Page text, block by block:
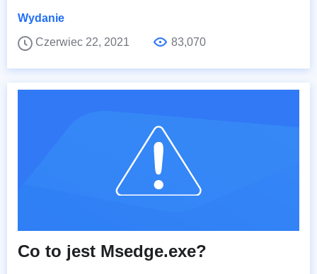
Wydanie
Czerwiec 22, 2021
83,070
Co to jest Msedge.exe?